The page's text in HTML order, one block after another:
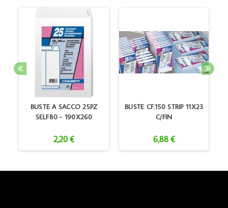
BUSTE A SACCO 25PZ
SELF80 - 190X260
2,20 €
BUSTE CF.150 STRIP 11X23
C/FIN
6,88 €